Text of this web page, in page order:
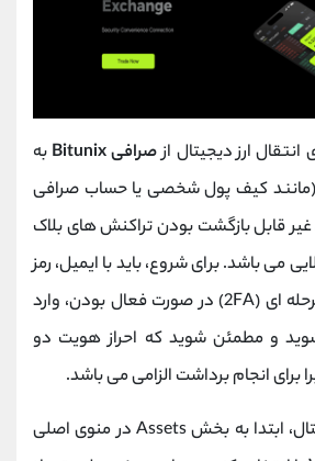
ارز دیجیتال ازصرافی Bitunix
به
کیف ‌پول شخصی یا حساب صرافی
قابل ‌بازگشت بودن تراکنش‌ های بلاک
می ‌باشد. برای شروع، باید با ایمیل، رمز
عبور و کد تایید دو مرحله ‌ای (2FA) در صورت فعال ‌بودن، وارد
و مطمئن شوید که احراز هویت دو
برای انجام برداشت الزامی می ‌باشد.
برای برداشت ارز دیجیتال، ابتدا به بخش Assets در منوی اصلی